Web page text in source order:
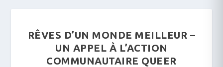
RÊVES D’UN MONDE MEILLEUR –
UN APPEL À L’ACTION
COMMUNAUTAIRE QUEER